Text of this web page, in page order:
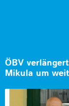
ÖBV
Mikula um